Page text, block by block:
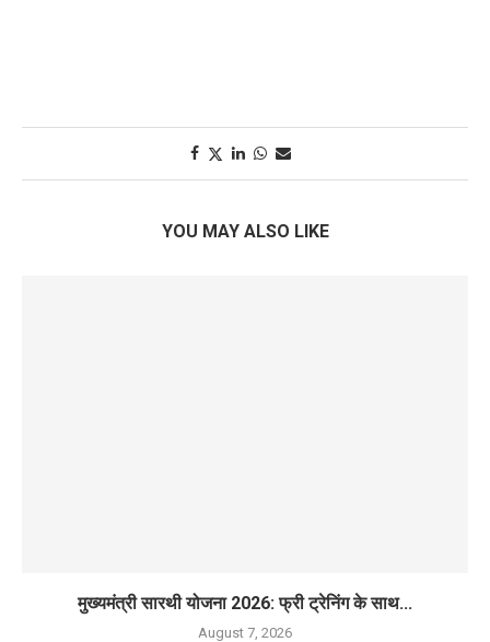
YOU MAY ALSO LIKE
मुख्यमंत्री सारथी योजना 2026: फ्री ट्रेनिंग के साथ...
August 7, 2026